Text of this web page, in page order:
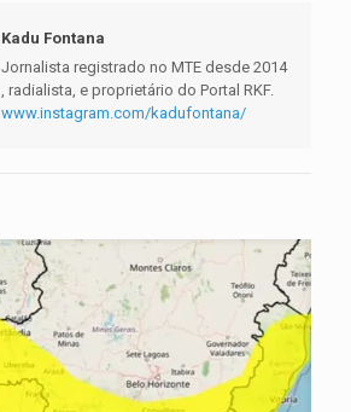
Kadu Fontana
Jornalista registrado no MTE desde 2014
, radialista, e proprietário do Portal RKF.
www.instagram.com/kadufontana/